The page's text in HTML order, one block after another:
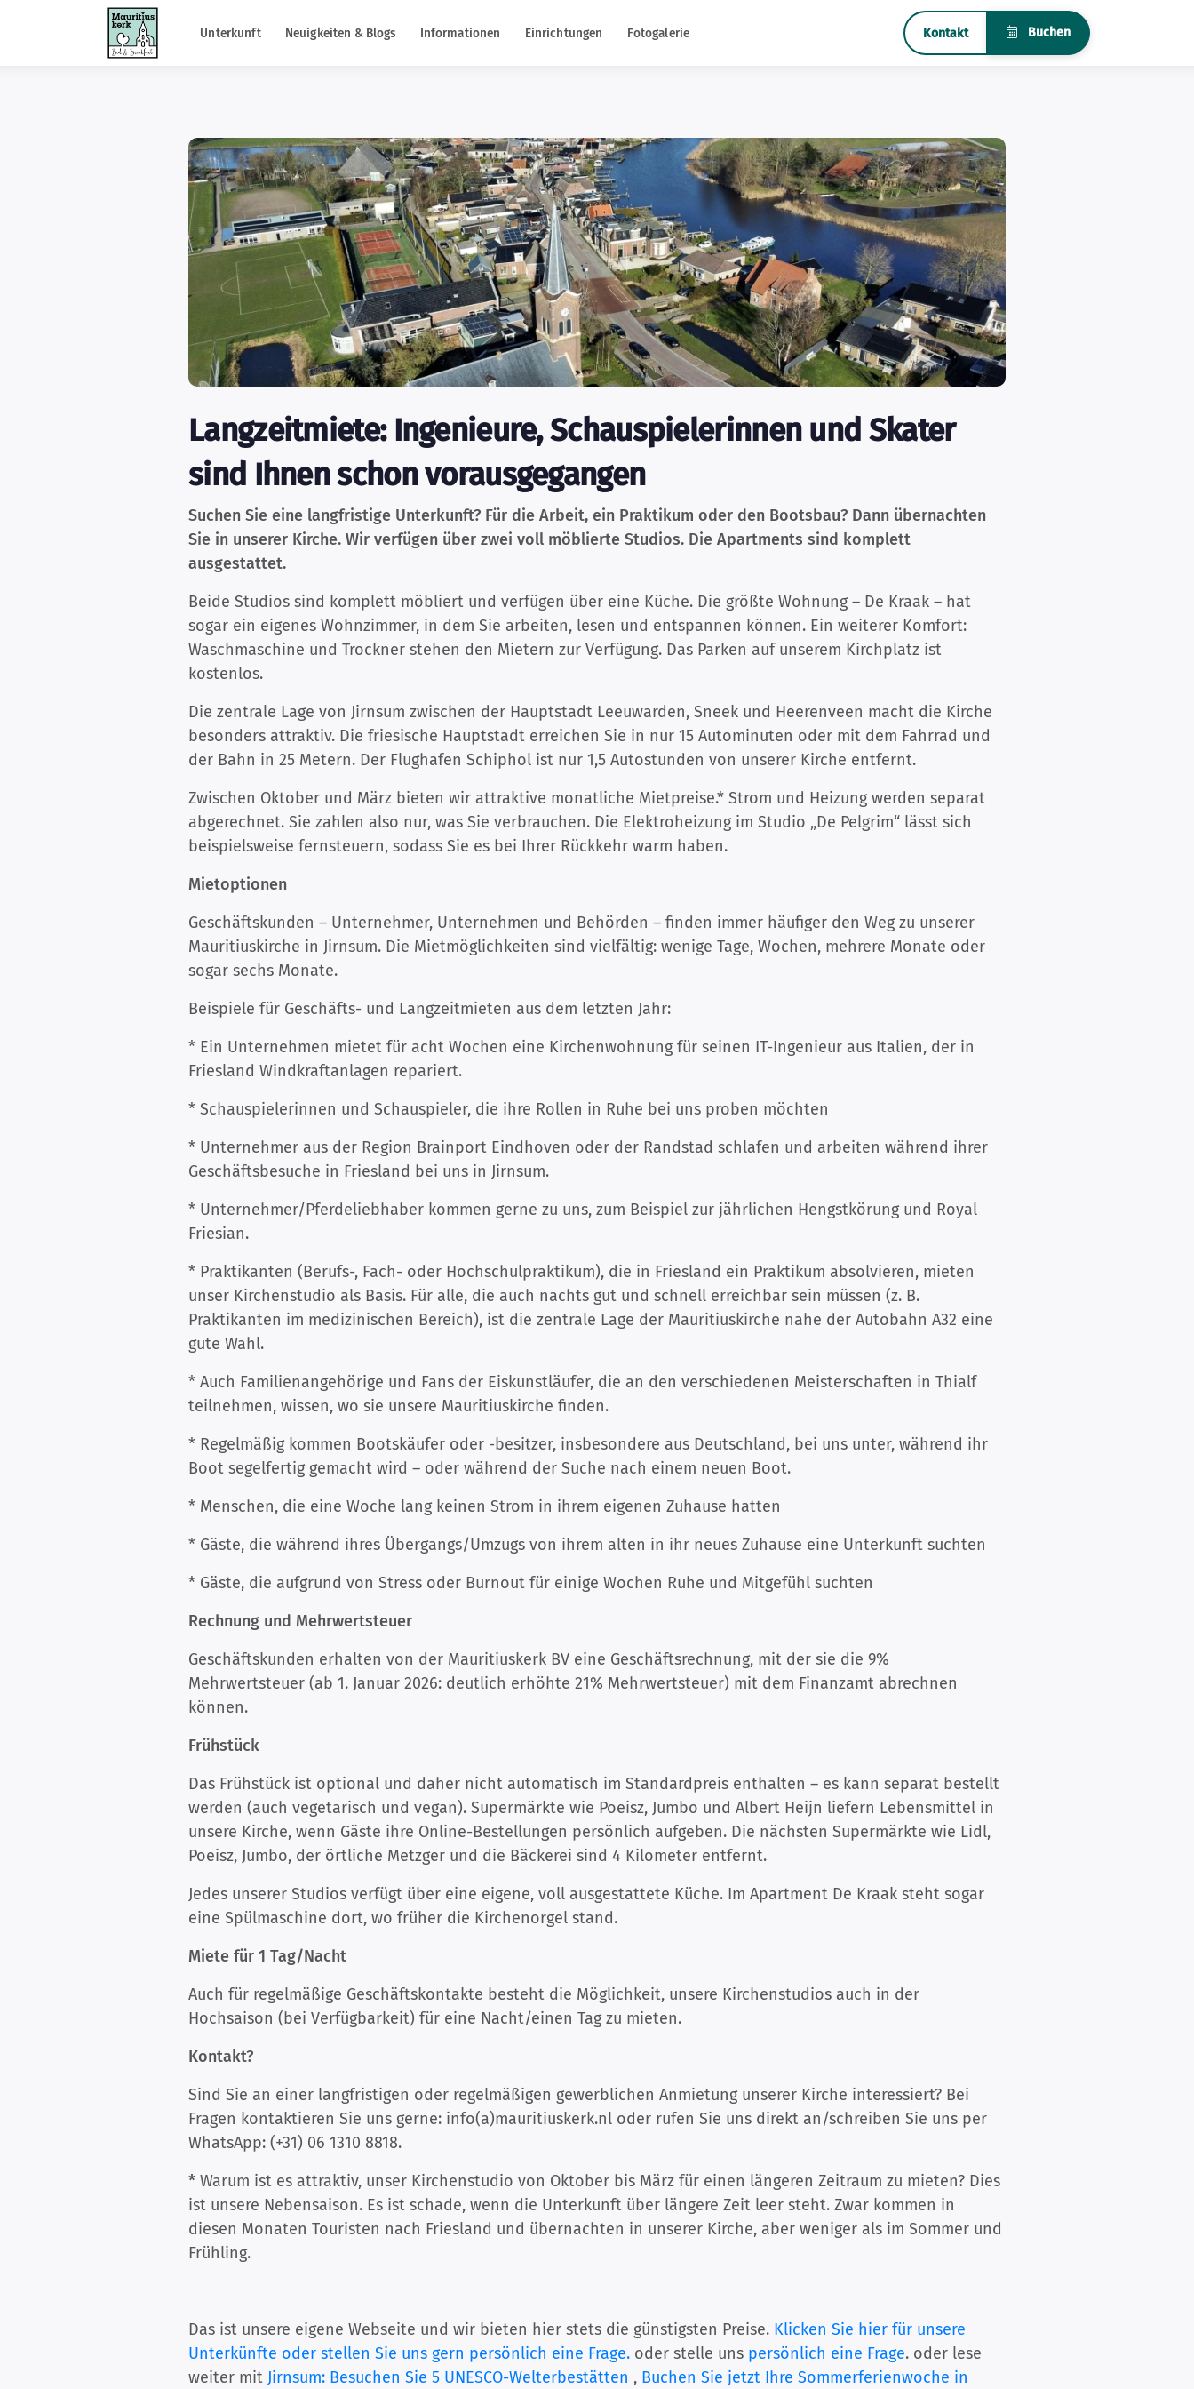
Unterkunft Neuigkeiten & Blogs Informationen Einrichtungen Fotogalerie Kontakt Buchen
Langzeitmiete: Ingenieure, Schauspielerinnen und Skater
sind Ihnen schon vorausgegangen
Suchen Sie eine langfristige Unterkunft? Für die Arbeit, ein Praktikum oder den Bootsbau? Dann übernachten
Sie in unserer Kirche. Wir verfügen über zwei voll möblierte Studios. Die Apartments sind komplett
ausgestattet.
Beide Studios sind komplett möbliert und verfügen über eine Küche. Die größte Wohnung – De Kraak – hat
sogar ein eigenes Wohnzimmer, in dem Sie arbeiten, lesen und entspannen können. Ein weiterer Komfort:
Waschmaschine und Trockner stehen den Mietern zur Verfügung. Das Parken auf unserem Kirchplatz ist
kostenlos.
Die zentrale Lage von Jirnsum zwischen der Hauptstadt Leeuwarden, Sneek und Heerenveen macht die Kirche
besonders attraktiv. Die friesische Hauptstadt erreichen Sie in nur 15 Autominuten oder mit dem Fahrrad und
der Bahn in 25 Metern. Der Flughafen Schiphol ist nur 1,5 Autostunden von unserer Kirche entfernt.
Zwischen Oktober und März bieten wir attraktive monatliche Mietpreise.* Strom und Heizung werden separat
abgerechnet. Sie zahlen also nur, was Sie verbrauchen. Die Elektroheizung im Studio „De Pelgrim“ lässt sich
beispielsweise fernsteuern, sodass Sie es bei Ihrer Rückkehr warm haben.
Mietoptionen
Geschäftskunden – Unternehmer, Unternehmen und Behörden – finden immer häufiger den Weg zu unserer
Mauritiuskirche in Jirnsum. Die Mietmöglichkeiten sind vielfältig: wenige Tage, Wochen, mehrere Monate oder
sogar sechs Monate.
Beispiele für Geschäfts- und Langzeitmieten aus dem letzten Jahr:
* Ein Unternehmen mietet für acht Wochen eine Kirchenwohnung für seinen IT-Ingenieur aus Italien, der in
Friesland Windkraftanlagen repariert.
* Schauspielerinnen und Schauspieler, die ihre Rollen in Ruhe bei uns proben möchten
* Unternehmer aus der Region Brainport Eindhoven oder der Randstad schlafen und arbeiten während ihrer
Geschäftsbesuche in Friesland bei uns in Jirnsum.
* Unternehmer/Pferdeliebhaber kommen gerne zu uns, zum Beispiel zur jährlichen Hengstkörung und Royal
Friesian.
* Praktikanten (Berufs-, Fach- oder Hochschulpraktikum), die in Friesland ein Praktikum absolvieren, mieten
unser Kirchenstudio als Basis. Für alle, die auch nachts gut und schnell erreichbar sein müssen (z. B.
Praktikanten im medizinischen Bereich), ist die zentrale Lage der Mauritiuskirche nahe der Autobahn A32 eine
gute Wahl.
* Auch Familienangehörige und Fans der Eiskunstläufer, die an den verschiedenen Meisterschaften in Thialf
teilnehmen, wissen, wo sie unsere Mauritiuskirche finden.
* Regelmäßig kommen Bootskäufer oder -besitzer, insbesondere aus Deutschland, bei uns unter, während ihr
Boot segelfertig gemacht wird – oder während der Suche nach einem neuen Boot.
* Menschen, die eine Woche lang keinen Strom in ihrem eigenen Zuhause hatten
* Gäste, die während ihres Übergangs/Umzugs von ihrem alten in ihr neues Zuhause eine Unterkunft suchten
* Gäste, die aufgrund von Stress oder Burnout für einige Wochen Ruhe und Mitgefühl suchten
Rechnung und Mehrwertsteuer
Geschäftskunden erhalten von der Mauritiuskerk BV eine Geschäftsrechnung, mit der sie die 9%
Mehrwertsteuer (ab 1. Januar 2026: deutlich erhöhte 21% Mehrwertsteuer) mit dem Finanzamt abrechnen
können.
Frühstück
Das Frühstück ist optional und daher nicht automatisch im Standardpreis enthalten – es kann separat bestellt
werden (auch vegetarisch und vegan). Supermärkte wie Poeisz, Jumbo und Albert Heijn liefern Lebensmittel in
unsere Kirche, wenn Gäste ihre Online-Bestellungen persönlich aufgeben. Die nächsten Supermärkte wie Lidl,
Poeisz, Jumbo, der örtliche Metzger und die Bäckerei sind 4 Kilometer entfernt.
Jedes unserer Studios verfügt über eine eigene, voll ausgestattete Küche. Im Apartment De Kraak steht sogar
eine Spülmaschine dort, wo früher die Kirchenorgel stand.
Miete für 1 Tag/Nacht
Auch für regelmäßige Geschäftskontakte besteht die Möglichkeit, unsere Kirchenstudios auch in der
Hochsaison (bei Verfügbarkeit) für eine Nacht/einen Tag zu mieten.
Kontakt?
Sind Sie an einer langfristigen oder regelmäßigen gewerblichen Anmietung unserer Kirche interessiert? Bei
Fragen kontaktieren Sie uns gerne: info(a)mauritiuskerk.nl oder rufen Sie uns direkt an/schreiben Sie uns per
WhatsApp: (+31) 06 1310 8818.
* Warum ist es attraktiv, unser Kirchenstudio von Oktober bis März für einen längeren Zeitraum zu mieten? Dies
ist unsere Nebensaison. Es ist schade, wenn die Unterkunft über längere Zeit leer steht. Zwar kommen in
diesen Monaten Touristen nach Friesland und übernachten in unserer Kirche, aber weniger als im Sommer und
Frühling.
Das ist unsere eigene Webseite und wir bieten hier stets die günstigsten Preise. Klicken Sie hier für unsere
Unterkünfte oder stellen Sie uns gern persönlich eine Frage. oder stelle uns persönlich eine Frage. oder lese
weiter mit Jirnsum: Besuchen Sie 5 UNESCO-Welterbestätten , Buchen Sie jetzt Ihre Sommerferienwoche in